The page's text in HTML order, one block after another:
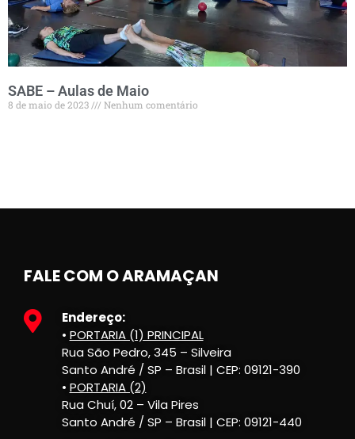
SABE – Aulas de Maio
8 de maio de 2023 Nenhum comentário
FALE COM O ARAMAÇAN
Endereço:
• PORTARIA (1) PRINCIPAL
Rua São Pedro, 345 – Silveira
Santo André / SP – Brasil | CEP: 09121-390
• PORTARIA (2)
Rua Chuí, 02 – Vila Pires
Santo André / SP – Brasil | CEP: 09121-440